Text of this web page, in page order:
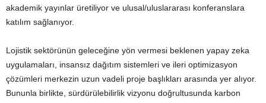
akademik yayınlar üretiliyor ve ulusal/uluslararası konferanslara
katılım sağlanıyor.
Lojistik sektörünün geleceğine yön vermesi beklenen yapay zeka
uygulamaları, insansız dağıtım sistemleri ve ileri optimizasyon
çözümleri merkezin uzun vadeli proje başlıkları arasında yer alıyor.
Bununla birlikte, sürdürülebilirlik vizyonu doğrultusunda karbon